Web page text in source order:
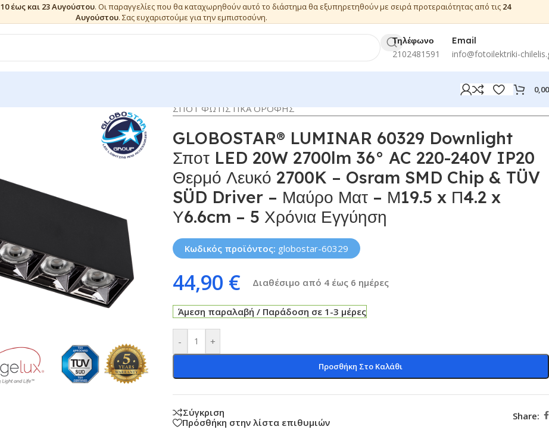
10 έως και 23 Αυγούστου. Οι παραγγελίες που θα καταχωρηθούν αυτό το διάστημα θα εξυπηρετηθούν με σειρά προτεραιότητας από τις 24
Αυγούστου. Σας ευχαριστούμε για την εμπιστοσύνη.
Τηλέφωνο
2102481591
Email
info@fotoilektriki-
ΣΠΟΤ ΦΩΤΙΣΤΙΚΑ ΟΡΟΦΗΣ
GLOBOSTAR® LUMINAR 60329 Downlight
Σποτ LED 20W 2700lm 36° AC 220-240V IP20
Θερμό Λευκό 2700K – Osram SMD Chip & TÜV
SÜD Driver – Μαύρο Ματ – Μ19.5 x Π4.2 x
Υ6.6cm – 5 Χρόνια Εγγύηση
Κωδικός προϊόντος: globostar-60329
44,90 € Διαθέσιμο από 4 έως 6 ημέρες
Άμεση παραλαβή / Παράδοση σε 1-3 μέρες
- +
Προσθήκη Στο Καλάθι
Σύγκριση
Πρόσθήκη στην λίστα επιθυμιών
Share: